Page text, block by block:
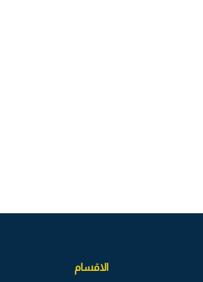
الاقسام